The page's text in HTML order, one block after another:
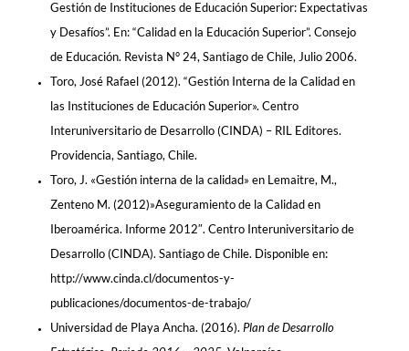
Gestión de Instituciones de Educación Superior: Expectativas
y Desafíos”. En: “Calidad en la Educación Superior”. Consejo
de Educación. Revista N° 24, Santiago de Chile, Julio 2006.
Toro, José Rafael (2012). “Gestión Interna de la Calidad en
las Instituciones de Educación Superior». Centro
Interuniversitario de Desarrollo (CINDA) – RIL Editores.
Providencia, Santiago, Chile.
Toro, J. «Gestión interna de la calidad» en Lemaitre, M.,
Zenteno M. (2012)»Aseguramiento de la Calidad en
Iberoamérica. Informe 2012″. Centro Interuniversitario de
Desarrollo (CINDA). Santiago de Chile. Disponible en:
http://www.cinda.cl/documentos-y-
publicaciones/documentos-de-trabajo/
Universidad de Playa Ancha. (2016). Plan de Desarrollo